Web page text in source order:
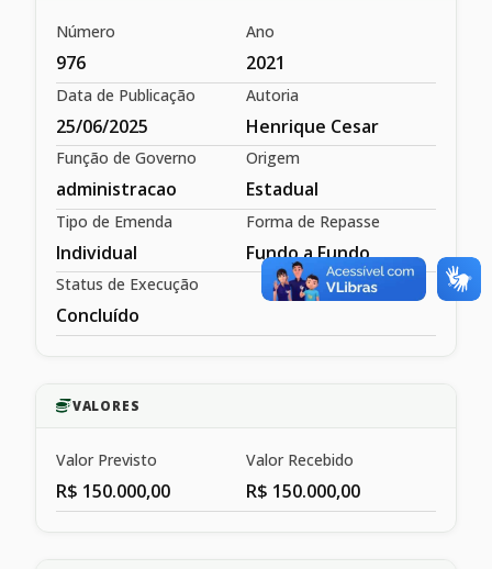
Número
976
Ano
2021
Data de Publicação
25/06/2025
Autoria
Henrique Cesar
Função de Governo
administracao
Origem
Estadual
Tipo de Emenda
Individual
Forma de Repasse
Fundo a Fundo
Status de Execução
Concluído
VALORES
Valor Previsto
R$ 150.000,00
Valor Recebido
R$ 150.000,00